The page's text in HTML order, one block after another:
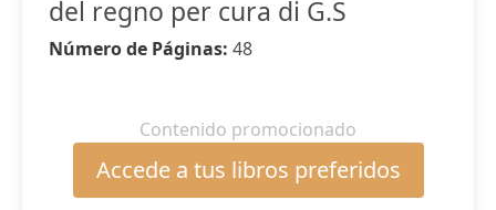
del regno per cura di G.S
Número de Páginas: 48
Contenido promocionado
Accede a tus libros preferidos